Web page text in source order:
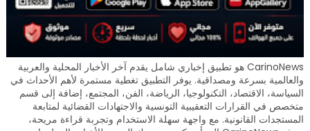
CarinoNews هو تطبيق إخباري شامل يقدم آخر الأخبار المحلية والعربية
والعالمية بسرعة ومصداقية. يوفر التطبيق تغطية مستمرة لأهم الأحداث في
السياسة، الاقتصاد، التكنولوجيا، الرياضة، الفن، المجتمع، إضافة إلى قسم
متخصص في القرارات التعقيبية التونسية والاجتهادات القضائية لمتابعة
المستجدات القانونية. مع واجهة سهلة الاستخدام وتجربة قراءة مريحة،